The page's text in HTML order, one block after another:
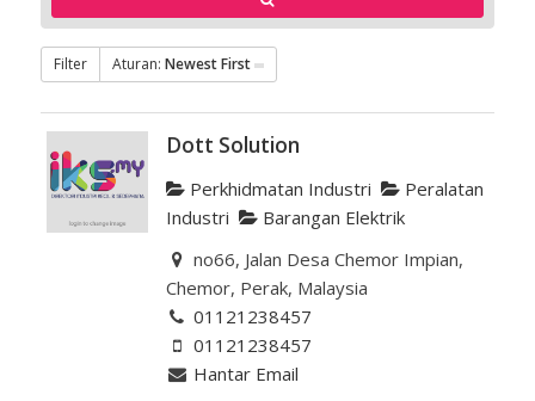
Filter Aturan: Newest First
Dott Solution
Perkhidmatan Industri
Peralatan
Industri
Barangan Elektrik
no66, Jalan Desa Chemor Impian,
Chemor, Perak, Malaysia
01121238457
01121238457
Hantar Email